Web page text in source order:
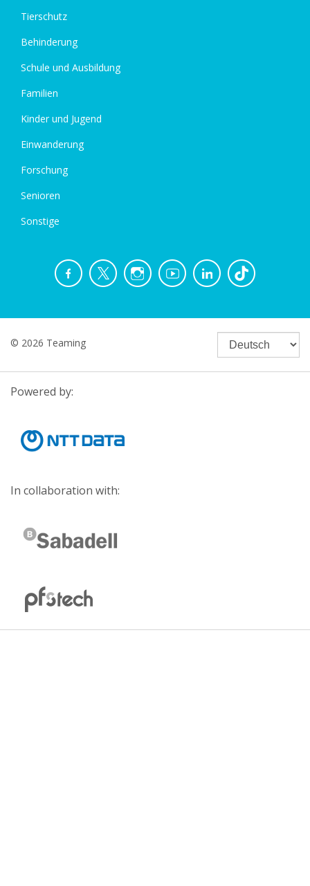
Tierschutz
Behinderung
Schule und Ausbildung
Familien
Kinder und Jugend
Einwanderung
Forschung
Senioren
Sonstige
© 2026 Teaming
Powered by:
In collaboration with: